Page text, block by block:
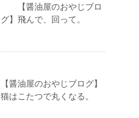
【醤油屋のおやじブロ
グ】飛んで、回って。
【醤油屋のおやじブログ】
猫はこたつで丸くなる。